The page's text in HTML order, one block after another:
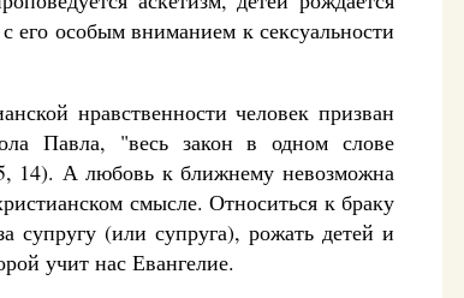
его особым вниманием к сексуальности
нравственности человек призван
Павла, "весь закон в одном слове
14). А любовь к ближнему невозможна
смысле. Относиться к браку
супругу (или супруга), рожать детей и
учит нас Евангелие.